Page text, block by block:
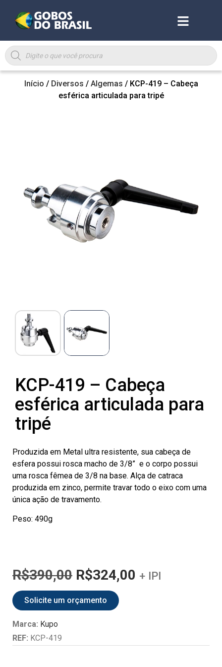
Início / Diversos / Algemas / KCP-419 – Cabeça
esférica articulada para tripé
KCP-419 – Cabeça
esférica articulada para
tripé
Produzida em Metal ultra resistente, sua cabeça de
esfera possui rosca macho de 3/8” e o corpo possui
uma rosca fêmea de 3/8 na base. Alça de catraca
produzida em zinco, permite travar todo o eixo com uma
única ação de travamento.
Peso: 490g
R$390,00 R$324,00 + IPI
Solicite um orçamento
Marca: Kupo
REF: KCP-419